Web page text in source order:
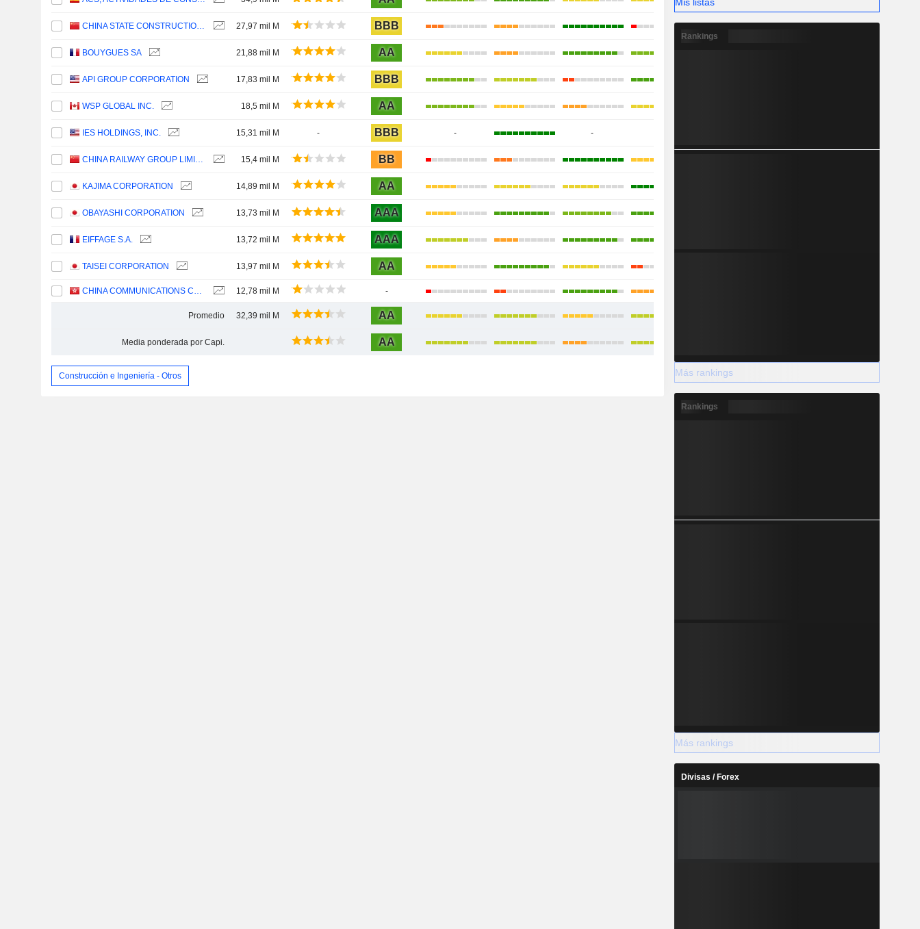
CHINA STATE CONSTRUCTION ENGINEERING CORPORATION LIMITED 27,97 mil M BBB
BOUYGUES SA 21,88 mil M AA
API GROUP CORPORATION 17,83 mil M BBB
WSP GLOBAL INC. 18,5 mil M AA
IES HOLDINGS, INC. 15,31 mil M - BBB - -
CHINA RAILWAY GROUP LIMITED 15,4 mil M BB
KAJIMA CORPORATION 14,89 mil M AA
OBAYASHI CORPORATION 13,73 mil M AAA
EIFFAGE S.A. 13,72 mil M AAA
TAISEI CORPORATION 13,97 mil M AA
CHINA COMMUNICATIONS CONSTRUCTION COMPANY LIMITED 12,78 mil M -
Promedio 32,39 mil M AA
Media ponderada por Capi. AA
Construcción e Ingeniería - Otros
Rankings
Más rankings
Rankings
Más rankings
Divisas / Forex